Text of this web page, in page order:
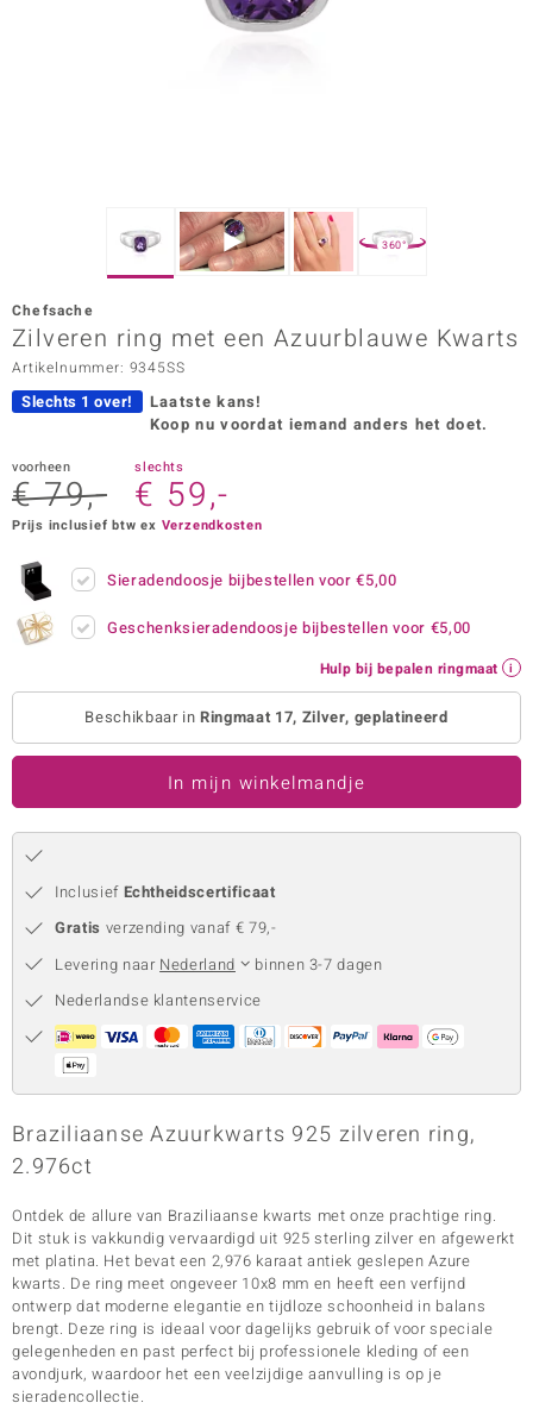
Vogue
in Italy
Paraíso
Collection
360°
Chefsache
Zilveren ring met een Azuurblauwe Kwarts
Artikelnummer: 9345SS
Slechts 1 over!
Laatste kans!
Koop nu voordat iemand anders het doet.
voorheen
€ 79,-
slechts
€ 59,-
Prijs inclusief btw ex Verzendkosten
Sieradendoosje bijbestellen voor€5,00
Geschenksieradendoosje bijbestellen voor €5,00
Hulp bij bepalen ringmaat
Beschikbaar inRingmaat 17, Zilver, geplatineerd
In mijn winkelmandje
Inclusief Echtheidscertificaat
Gratis verzending vanaf € 79,-
Levering naar Nederland
binnen 3-7 dagen
Nederlandse klantenservice
Braziliaanse Azuurkwarts 925 zilveren ring,
2.976ct
Ontdek de allure van Braziliaanse kwarts met onze prachtige ring.
Dit stuk is vakkundig vervaardigd uit 925 sterling zilver en afgewerkt
met platina. Het bevat een 2,976 karaat antiek geslepen Azure
kwarts. De ring meet ongeveer 10x8 mm en heeft een verfijnd
ontwerp dat moderne elegantie en tijdloze schoonheid in balans
brengt. Deze ring is ideaal voor dagelijks gebruik of voor speciale
gelegenheden en past perfect bij professionele kleding of een
avondjurk, waardoor het een veelzijdige aanvulling is op je
sieradencollectie.